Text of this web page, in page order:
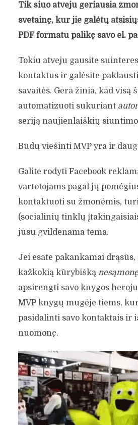
KAIP IŠLEISTI
Tik šiuo atveju geriausia
svetainę, kur jie galėtų
PDF formatu palikę savo el.
Tokiu atveju gausite
kontaktus ir galėsite
savaitės. Gera žinia, kad visą
automatizuoti sukuriant
seriją naujienlaiškių
Būdų viešinti MVP yra ir
Galite rodyti Facebook
vartotojams pagal jų
kontaktuoti su žmonėmis,
(socialinių tinklų
jūsų gvildenama tema.
Jei esate pakankamai
kažkokią kūrybišką nesąmonę
apsirengti savo knygos
MVP knygų mugėje tiems,
pasidalinti savo kontaktais ir
nuomonę.